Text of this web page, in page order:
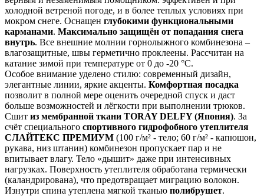
холодной ветреной погоде, и в более теплых условиях при
мокром снеге. Оснащен глубокими функциональными
карманами. Максимально защищён от попадания снега
внутрь. Все внешние молнии горнолыжного комбинезона –
влагозащитные, швы герметично проклеены. Рассчитан на
катание зимой при температуре от 0 до -20 °С.
Особое внимание уделено стилю: современный дизайн,
элегантные линии, яркие акценты. Комфортная посадка
позволит в полной мере оценить очередной спуск и даст
больше возможностей и лёгкости при выполнении трюков.
Сшит из мембранной ткани TORAY DELFY (Япония). За
счёт специального спортивного гидрофобного утеплителя
СЛАЙТЕКС ПРЕМИУМ (100 г/м² - тело; 60 г/м² - капюшон,
рукава, низ штанин) комбинезон пропускает пар и не
впитывает влагу. Тело «дышит» даже при интенсивных
нагрузках. Поверхность утеплителя обработана термически
(каландрирована), что предотвращает миграцию волокон.
Изнутри спина утеплена мягкой тканью полибрушет.